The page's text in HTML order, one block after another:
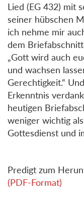
Lied (EG 432) mit
seiner hübschen
ich nehme mir
dem
„Gott wird auch
und wachsen
Gerechtigkeit.“
Erkenntnis
heutigen
weniger wichtig
Gottesdienst und
Predigt zum
(PDF-Format)